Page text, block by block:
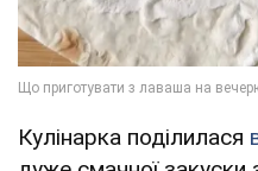
Кулінарка поділилася